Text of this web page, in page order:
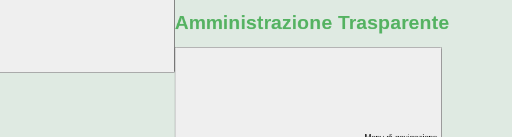
Amministrazione Trasparente